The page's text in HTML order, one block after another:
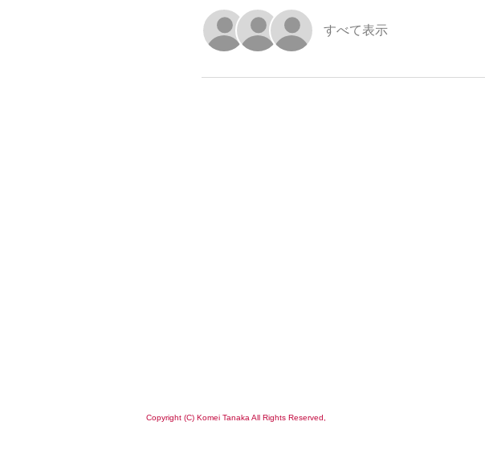
すべて表示
Copyright (C) Komei Tanaka All Rights Reserved,